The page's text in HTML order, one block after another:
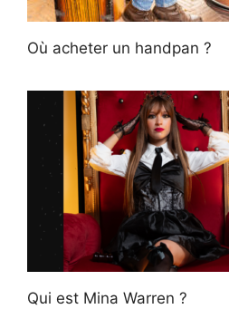
Où acheter un handpan ?
Qui est Mina Warren ?